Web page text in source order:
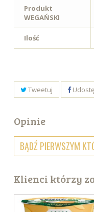
Produkt
WEGAŃSKI
Ilość
Tweetuj
Opinie
BĄDŹ PIERWSZYM
Klienci którzy